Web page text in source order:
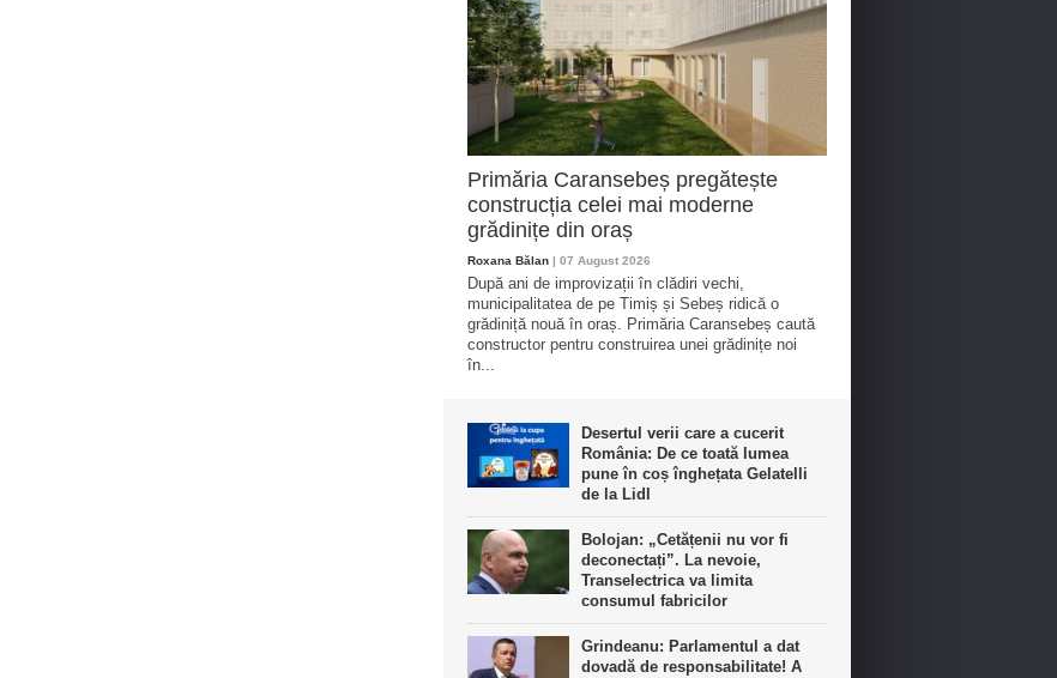
Primăria Caransebeș pregătește
construcția celei mai moderne
grădinițe din oraș
Roxana Bălan | 07 August 2026
După ani de improvizații în clădiri vechi,
municipalitatea de pe Timiș și Sebeș ridică o
grădiniță nouă în oraș. Primăria Caransebeș caută
constructor pentru construirea unei grădinițe noi
în...
Desertul verii care a cucerit
România: De ce toată lumea
pune în coș înghețata Gelatelli
de la Lidl
Bolojan: „Cetățenii nu vor fi
deconectați”. La nevoie,
Transelectrica va limita
consumul fabricilor
Grindeanu: Parlamentul a dat
dovadă de responsabilitate! A